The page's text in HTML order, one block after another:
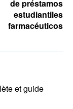
de préstamos
estudiantiles
farmacéuticos
et guide